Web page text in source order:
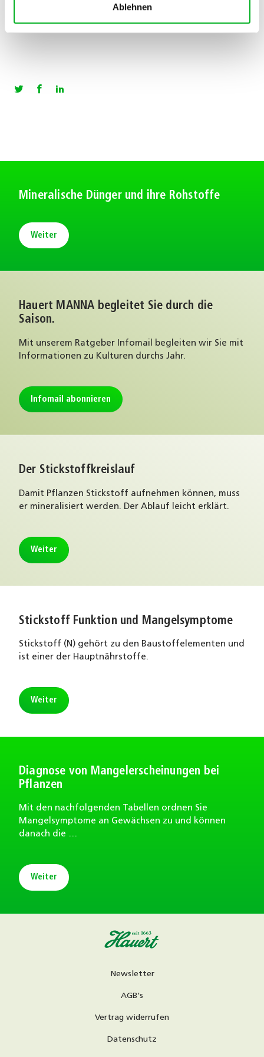
Ablehnen
Mineralische Dünger und ihre Rohstoffe
Weiter
Hauert MANNA begleitet Sie durch die
Saison.
Mit unserem Ratgeber Infomail begleiten wir Sie mit
Informationen zu Kulturen durchs Jahr.
Infomail abonnieren
Der Stickstoffkreislauf
Damit Pflanzen Stickstoff aufnehmen können, muss
er mineralisiert werden. Der Ablauf leicht erklärt.
Weiter
Stickstoff Funktion und Mangelsymptome
Stickstoff (N) gehört zu den Baustoffelementen und
ist einer der Hauptnährstoffe.
Weiter
Diagnose von Mangelerscheinungen bei
Pflanzen
Mit den nachfolgenden Tabellen ordnen Sie
Mangelsymptome an Gewächsen zu und können
danach die …
Weiter
Newsletter
AGB's
Vertrag widerrufen
Datenschutz